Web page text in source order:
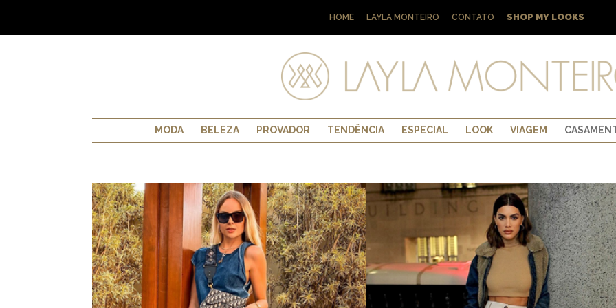
HOME LAYLA MONTEIRO CONTATO SHOP MY LOOKS
MODA BELEZA PROVADOR TENDÊNCIA ESPECIAL LOOK VIAGEM